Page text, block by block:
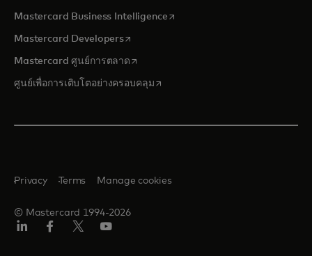
Mastercard Business Intelligenceopens in a new tab
Mastercard Developersopens in a new tab
Mastercard ศูนย์การตลาด opens in a new tab
ศูนย์เพื่อการเติบโตอย่างครอบคลุมopens in a new tab
© Mastercard 1994-2026
Privacy Terms Manage cookies